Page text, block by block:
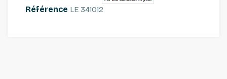
Référence LE 341012